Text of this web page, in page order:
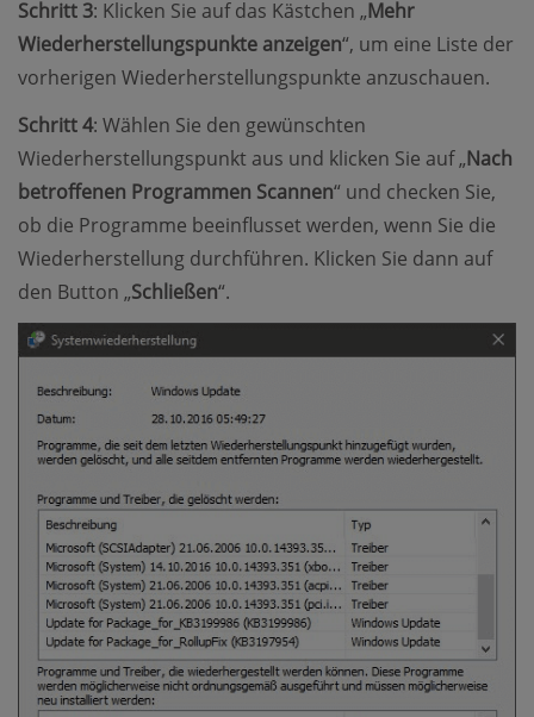
Schritt 3: Klicken Sie auf das Kästchen „Mehr
Wiederherstellungspunkte anzeigen“, um eine Liste der
vorherigen Wiederherstellungspunkte anzuschauen.
Schritt 4: Wählen Sie den gewünschten
Wiederherstellungspunkt aus und klicken Sie auf „Nach
betroffenen Programmen Scannen“ und checken Sie,
ob die Programme beeinflusset werden, wenn Sie die
Wiederherstellung durchführen. Klicken Sie dann auf
den Button „Schließen“.